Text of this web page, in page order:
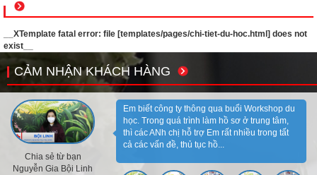
__XTemplate fatal error: file [templates/pages/chi-tiet-du-hoc.html] does not
exist__
CẢM NHẬN KHÁCH HÀNG
Chia sẻ từ bạn
Nguyễn Gia Bội Linh
Em biết công ty thông qua buổi Workshop du
học. Trong quá trình làm hồ sơ ở trung tâm,
thì các ANh chị hỗ trợ Em rất nhiều trong tất
cả các vấn đề, thủ tục hồ...